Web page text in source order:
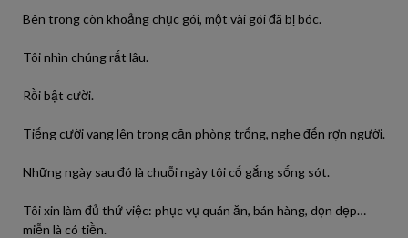
Bên trong còn khoảng chục gói, một vài gói đã bị bóc.
Tôi nhìn chúng rất lâu.
Rồi bật cười.
Tiếng cười vang lên trong căn phòng trống, nghe đến rợn người.
Những ngày sau đó là chuỗi ngày tôi cố gắng sống sót.
Tôi xin làm đủ thứ việc: phục vụ quán ăn, bán hàng, dọn dẹp…
miễn là có tiền.